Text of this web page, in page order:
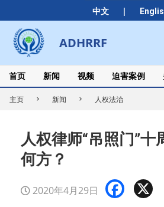
中文 |
to
content
ADHRRF
Secondary
Navigation
Menu
首页 新闻 视频 迫害案例
主页 新闻 人权法治
人权律师“吊照门”十
何方？
2020年4月29日 Facebook